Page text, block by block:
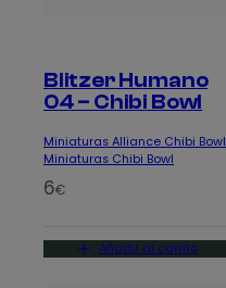
Blitzer Humano
04 – Chibi Bowl
Miniaturas Alliance Chibi Bowl
Miniaturas Chibi Bowl
6€
Añadir al carrito